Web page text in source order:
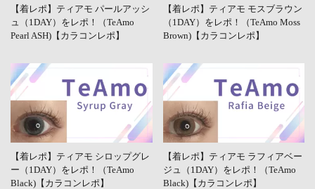
【着レポ】ティアモ パールアッシ
ュ（1DAY）をレポ！（TeAmo
Pearl ASH)【カラコンレポ】
【着レポ】ティアモ モスブラウン
（1DAY）をレポ！（TeAmo Moss
Brown)【カラコンレポ】
【着レポ】ティアモ シロップグレ
ー（1DAY）をレポ！（TeAmo
Black)【カラコンレポ】
【着レポ】ティアモ ラフィアベー
ジュ（1DAY）をレポ！（TeAmo
Black)【カラコンレポ】